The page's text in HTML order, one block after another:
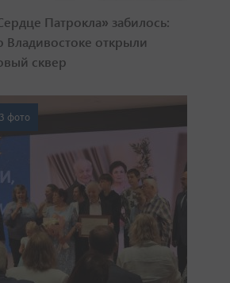
Патрокла» забилось:
Владивостоке открыли
сквер
фото